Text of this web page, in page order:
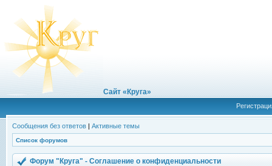
Сайт «Круга»
Сообщения без ответов | Активные темы
Список форумов
Форум "Круга" - Соглашение о конфиденциальности